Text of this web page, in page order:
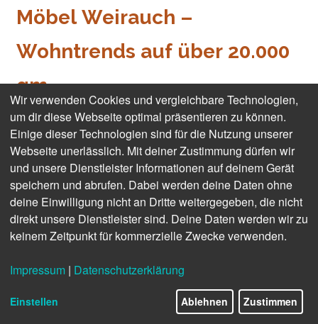
Möbel Weirauch –
Wohntrends auf über 20.000
qm
Wir laden Sie ein – kommen Sie mit auf eine Reise
durch unser Möbel- & Küchensortiment. Wir haben
weit über 50 Marken im Programm und sicher auch Ihr
neues Lieblingsmöbelstück!
Zur Küchenwelt
Zur Wohnwelt
Wir verwenden Cookies und vergleichbare Technologien,
um dir diese Webseite optimal präsentieren zu können.
Einige dieser Technologien sind für die Nutzung unserer
Webseite unerlässlich. Mit deiner Zustimmung dürfen wir
und unsere Dienstleister Informationen auf deinem Gerät
speichern und abrufen. Dabei werden deine Daten ohne
deine Einwilligung nicht an Dritte weitergegeben, die nicht
direkt unsere Dienstleister sind. Deine Daten werden wir zu
keinem Zeitpunkt für kommerzielle Zwecke verwenden.
Impressum | Datenschutzerklärung
Einstellen Ablehnen Zustimmen